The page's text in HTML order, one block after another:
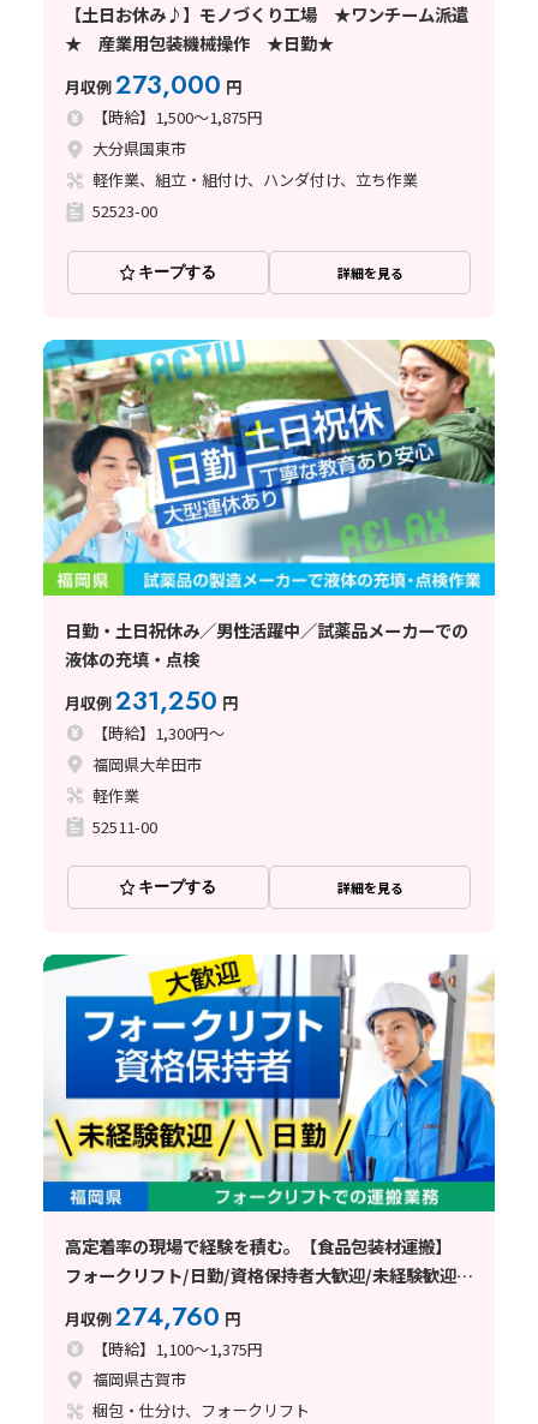
【土日お休み♪】モノづくり工場 ★ワンチーム派遣
★ 産業用包装機械操作 ★日勤★
月収例273,000 円
【時給】1,500～1,875円
大分県国東市
軽作業、組立・組付け、ハンダ付け、立ち作業
52523-00
キープする 詳細を見る
日勤・土日祝休み／男性活躍中／試薬品メーカーでの
液体の充填・点検
月収例231,250 円
【時給】1,300円～
福岡県大牟田市
軽作業
52511-00
キープする 詳細を見る
高定着率の現場で経験を積む。【食品包装材運搬】
フォークリフト/日勤/資格保持者大歓迎/未経験歓迎/
安心の教育体制
月収例274,760 円
【時給】1,100～1,375円
福岡県古賀市
梱包・仕分け、フォークリフト